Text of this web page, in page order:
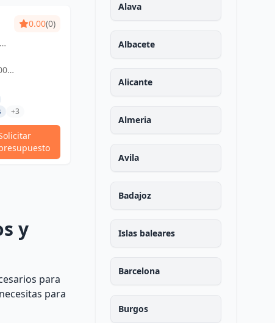
0.00(0)
ESPAÑA,
+3
y
para
para
Alava
Albacete
Alicante
Almeria
Avila
Badajoz
Islas baleares
Barcelona
Burgos